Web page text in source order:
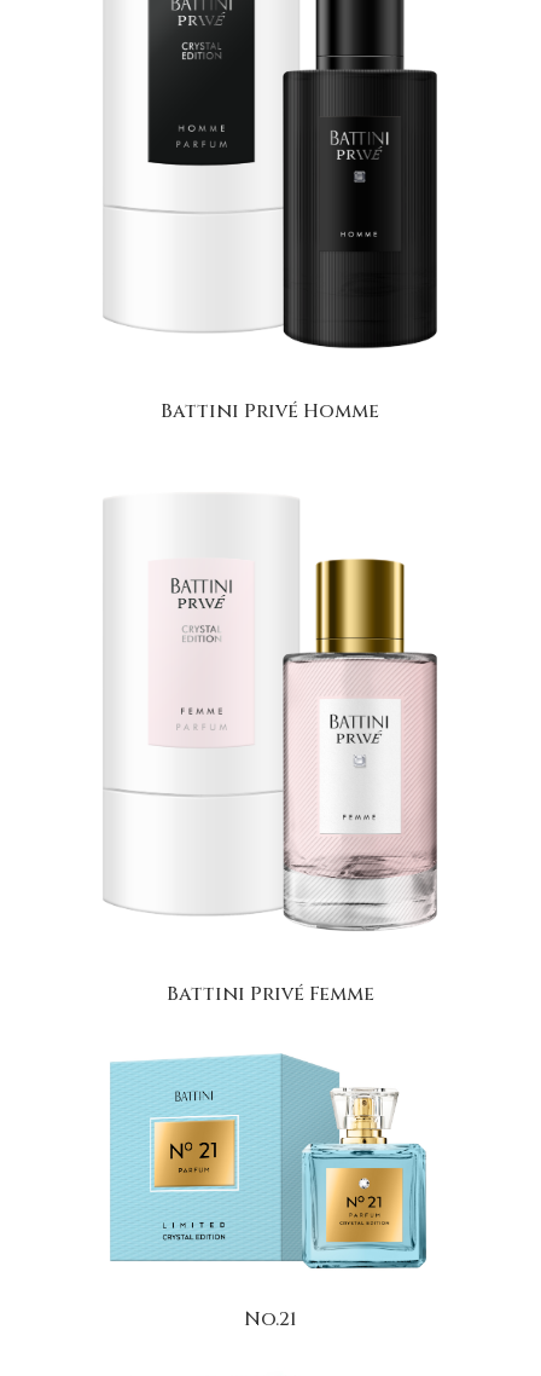
Battini Privé Homme
Battini Privé Femme
No.21